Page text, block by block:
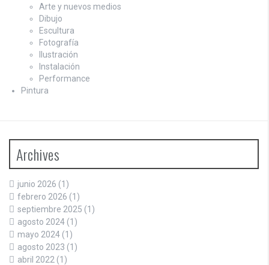
Arte y nuevos medios
Dibujo
Escultura
Fotografía
Ilustración
Instalación
Performance
Pintura
Archives
junio 2026 (1)
febrero 2026 (1)
septiembre 2025 (1)
agosto 2024 (1)
mayo 2024 (1)
agosto 2023 (1)
abril 2022 (1)